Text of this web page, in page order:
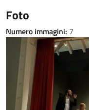
Foto
Numero immagini: 7